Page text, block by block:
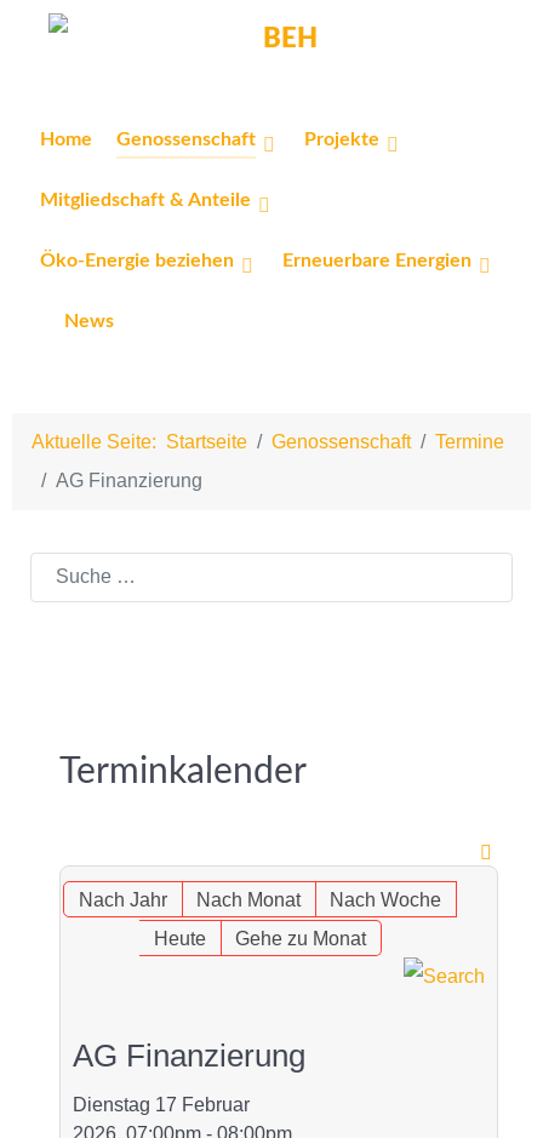
Home Genossenschaft Projekte
Mitgliedschaft & Anteile
Öko-Energie beziehen Erneuerbare Energien
News
Aktuelle Seite: Startseite Genossenschaft
Termine
AG Finanzierung
Suchen
Terminkalender
Nach Jahr Nach Monat
Nach Woche
Heute
Gehe zu Monat
AG Finanzierung
Dienstag 17 Februar
2026, 07:00pm - 08:00pm